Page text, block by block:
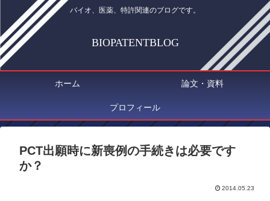
バイオ、医薬、特許関連のブログです。
BIOPATENTBLOG
ホーム 論文・資料
プロフィール
PCT出願時に新喪例の手続きは必要です
か？
2014.05.23